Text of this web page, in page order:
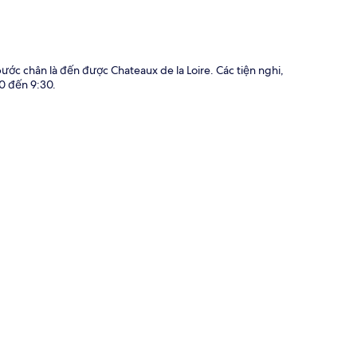
chân là đến được Chateaux de la Loire. Các tiện nghi,
đến 9:30.